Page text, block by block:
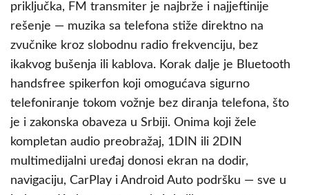
priključka, FM transmiter je najbrže i najjeftinije
rešenje — muzika sa telefona stiže direktno na
zvučnike kroz slobodnu radio frekvenciju, bez
ikakvog bušenja ili kablova. Korak dalje je Bluetooth
handsfree spikerfon koji omogućava sigurno
telefoniranje tokom vožnje bez diranja telefona, što
je i zakonska obaveza u Srbiji. Onima koji žele
kompletan audio preobražaj, 1DIN ili 2DIN
multimedijalni uređaj donosi ekran na dodir,
navigaciju, CarPlay i Android Auto podršku — sve u